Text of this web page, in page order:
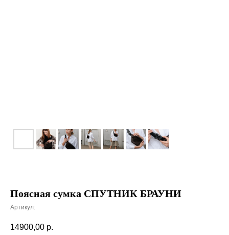
Поясная сумка СПУТНИК БРАУНИ
Артикул:
14900,00 р.